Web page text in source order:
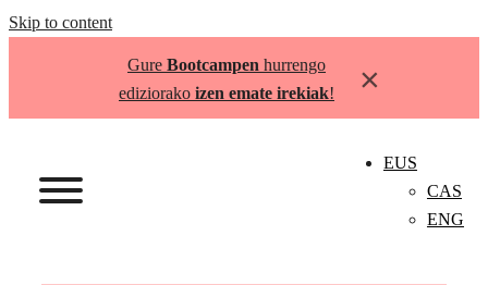
Skip to content
Gure Bootcampen hurrengo
ediziorako izen emate irekiak! ×
EUS
CAS
ENG